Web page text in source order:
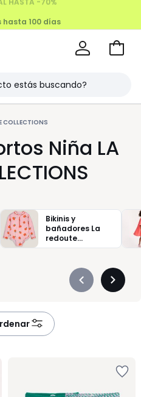
Ir
COLLECTIONS
Niña LA
Bikinis y
bañadores La
redoute
collections
Précédent